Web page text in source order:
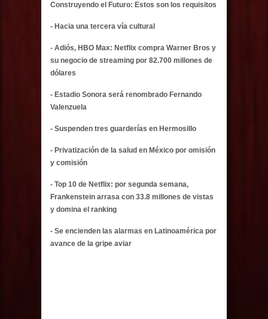
Construyendo el Futuro: Estos son los requisitos
- Hacia una tercera vía cultural
- Adiós, HBO Max: Netflix compra Warner Bros y
su negocio de streaming por 82.700 millones de
dólares
- Estadio Sonora será renombrado Fernando
Valenzuela
- Suspenden tres guarderías en Hermosillo
- Privatización de la salud en México por omisión
y comisión
- Top 10 de Netflix: por segunda semana,
Frankenstein arrasa con 33.8 millones de vistas
y domina el ranking
- Se encienden las alarmas en Latinoamérica por
avance de la gripe aviar